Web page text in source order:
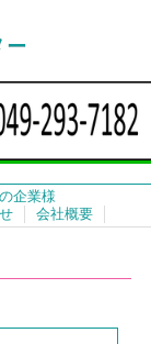
企業様
会社概要